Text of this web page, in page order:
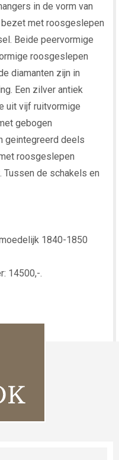
in de vorm van
met roosgeslepen
Beide peervormige
roosgeslepen
diamanten zijn in
Een zilver antiek
uit vijf ruitvormige
gebogen
geintegreerd deels
roosgeslepen
de schakels en
1840-1850
14500,-.